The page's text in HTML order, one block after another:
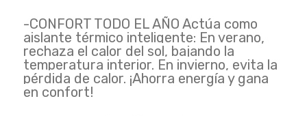
-CONFORT TODO EL AÑO Actúa como
aislante térmico inteligente: En verano,
rechaza el calor del sol, bajando la
temperatura interior. En invierno, evita la
pérdida de calor. ¡Ahorra energía y gana
en confort!